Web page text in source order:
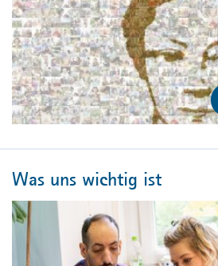
Was uns wichtig ist